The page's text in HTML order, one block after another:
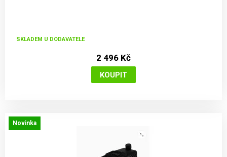
SKLADEM U DODAVATELE
2 496 Kč
Novinka